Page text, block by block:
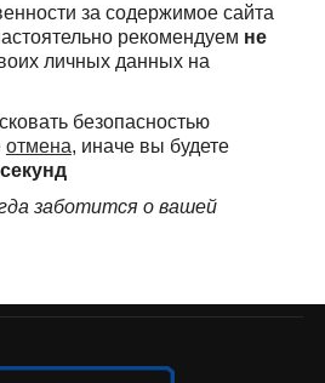
за содержимое сайта
рекомендуем не
личных данных на
безопасностью
отмена, иначе вы будете
заботится о вашей